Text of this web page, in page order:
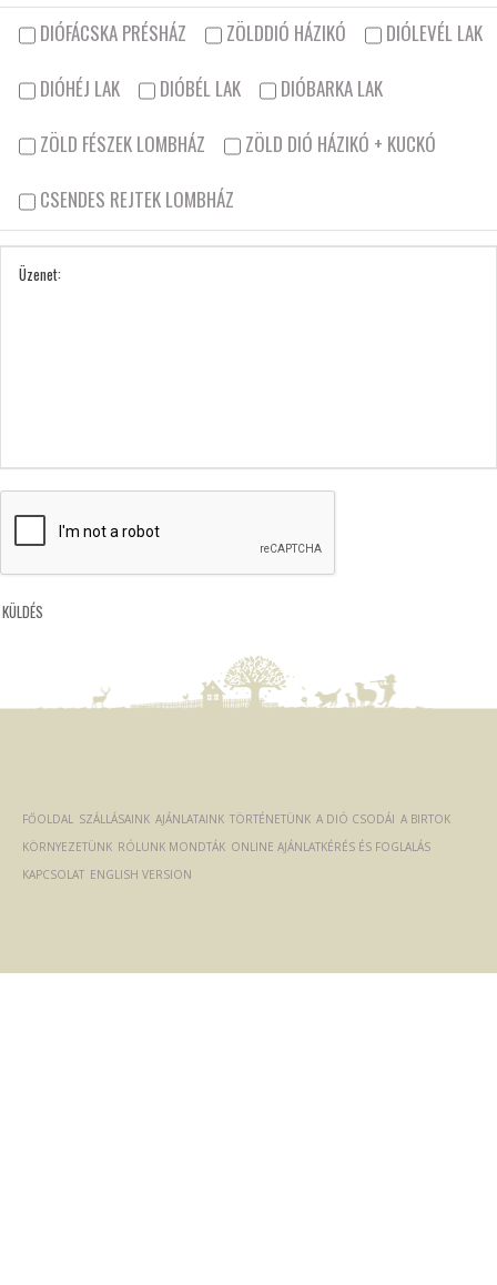
DIÓFÁCSKA PRÉSHÁZ ZÖLDDIÓ HÁZIKÓ
DIÓLEVÉL LAK
DIÓHÉJ LAK
DIÓBÉL LAK
DIÓBARKA LAK
ZÖLD FÉSZEK LOMBHÁZ
ZÖLD DIÓ HÁZIKÓ + KUCKÓ
CSENDES REJTEK LOMBHÁZ
FŐOLDAL SZÁLLÁSAINK AJÁNLATAINK TÖRTÉNETÜNK A DIÓ CSODÁI A BIRTOK
KÖRNYEZETÜNK RÓLUNK MONDTÁK ONLINE AJÁNLATKÉRÉS ÉS FOGLALÁS
KAPCSOLAT ENGLISH VERSION